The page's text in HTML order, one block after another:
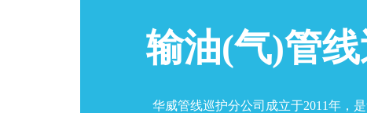
输油(气)管
华威管线巡护分公司成立于2011年，